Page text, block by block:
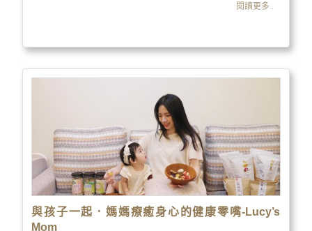
閱讀更多..
與孩子一起．媽媽療癒身心的健康零嘴-Lucy’s
Mom